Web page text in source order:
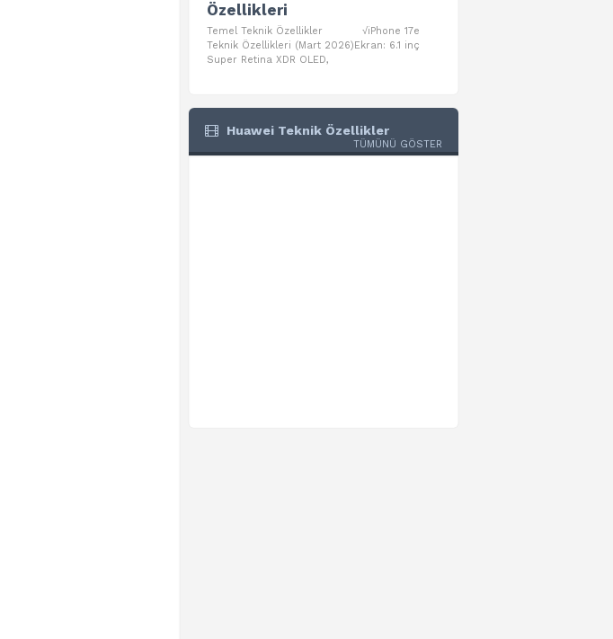
Özellikleri
Temel Teknik Özellikler √iPhone 17e
Teknik Özellikleri (Mart 2026)Ekran: 6.1 inç
Super Retina XDR OLED,
Huawei Teknik Özellikler
TÜMÜNÜ GÖSTER